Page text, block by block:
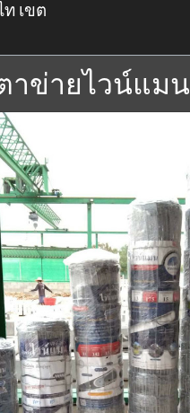
เขต
าข่ายไวน์แมน